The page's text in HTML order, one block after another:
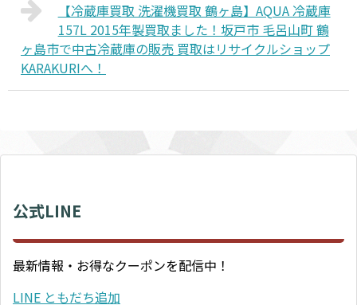
【冷蔵庫買取 洗濯機買取 鶴ヶ島】AQUA 冷蔵庫
157L 2015年製買取ました！坂戸市 毛呂山町 鶴
ヶ島市で中古冷蔵庫の販売 買取はリサイクルショップ
KARAKURIへ！
公式LINE
最新情報・お得なクーポンを配信中！
LINE ともだち追加